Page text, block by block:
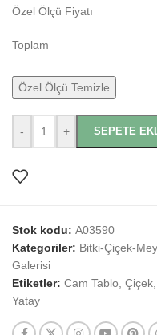
Özel Ölçü Fiyatı
Toplam
Özel Ölçü Temizle
- + SEPETE
Stok kodu: A03590
Kategoriler: Bitki-Çiçek-
Galerisi
Etiketler: Cam Tablo, Çiçek,
Yatay